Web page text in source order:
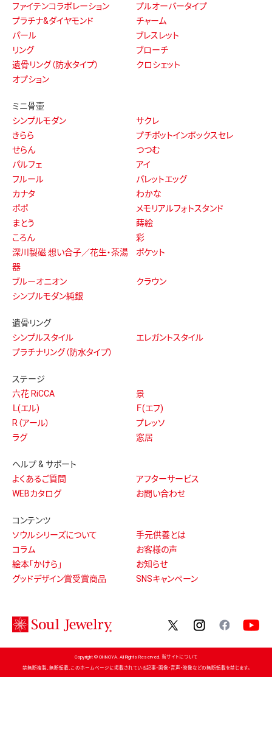
ファイテンコラボレーション
プルオーバータイプ
プラチナ&ダイヤモンド
チャーム
パール
ブレスレット
リング
ブローチ
遺骨リング（防水タイプ）
クロシェット
オプション
ミニ骨壷
シンプルモダン
サクレ
きらら
プチポットインボックスセレ
せらん
つつむ
パルフェ
アイ
フルール
パレットエッグ
カナタ
わかな
ポポ
メモリアルフォトスタンド
まとう
蒔絵
ころん
彩
深川製磁 想い合子／花生・茶湯
器
ポケット
ブルーオニオン
クラウン
シンプルモダン純銀
遺骨リング
シンプルスタイル
エレガントスタイル
プラチナリング（防水タイプ）
ステージ
六花 RiCCA
景
Ｌ(エル)
Ｆ(エフ)
R（アール）
プレッソ
ラグ
窓居
ヘルプ & サポート
よくあるご質問
アフターサービス
WEBカタログ
お問い合わせ
コンテンツ
ソウルシリーズについて
手元供養とは
コラム
お客様の声
絵本「かけら」
お知らせ
グッドデザイン賞受賞商品
SNSキャンペーン
twitterinstagram
Copyright © OHNOYA. All Rights Reserved. 当サイトについて
禁無断複製、無断転載、このホームページに掲載されている記事・画像・音声・映像などの無断転載を禁じます。